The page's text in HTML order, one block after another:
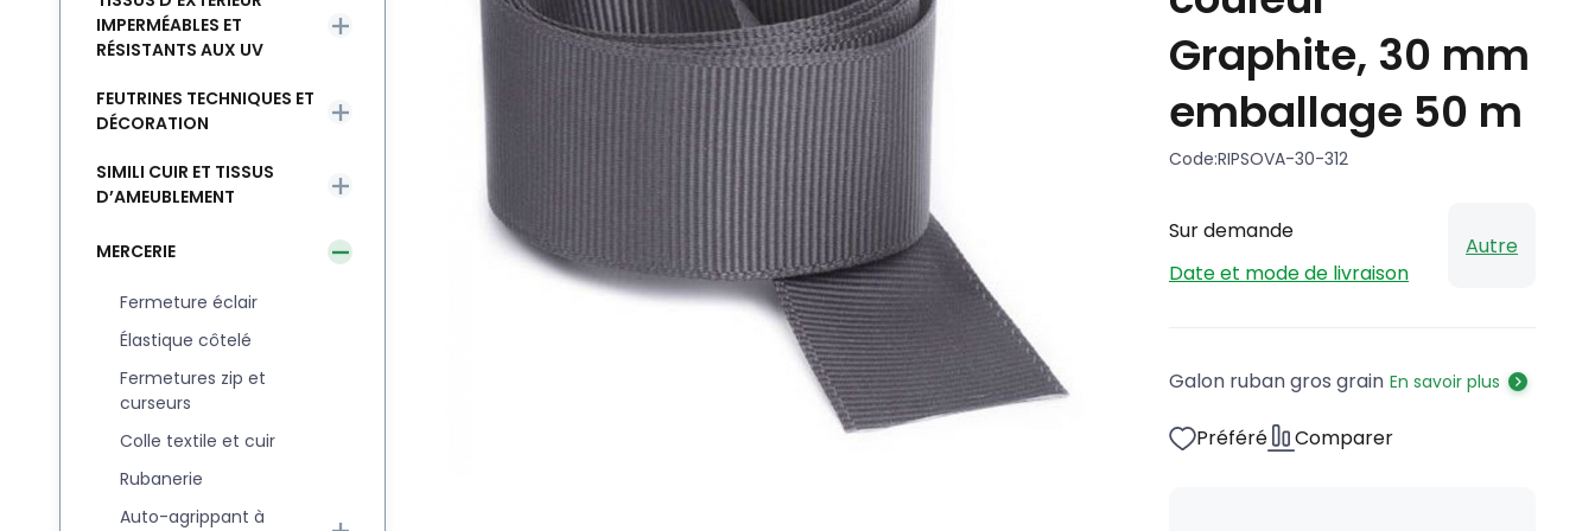
Graphite, 30 mm
emballage 50 m
Code:RIPSOVA-30-312
Sur demande
Date et mode de livraison
Autre
Galon ruban gros grain En savoir plus
Préféré Comparer
IMPERMÉABLES ET
RÉSISTANTS AUX UV
FEUTRINES TECHNIQUES ET
DÉCORATION
SIMILI CUIR ET TISSUS
D’AMEUBLEMENT
MERCERIE
Fermeture éclair
Élastique côtelé
Fermetures zip et
curseurs
Colle textile et cuir
Rubanerie
Auto-agrippant à